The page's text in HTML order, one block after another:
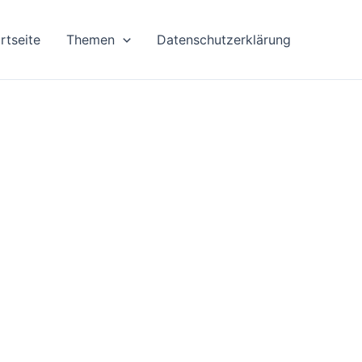
Themen Datenschutzerklärung